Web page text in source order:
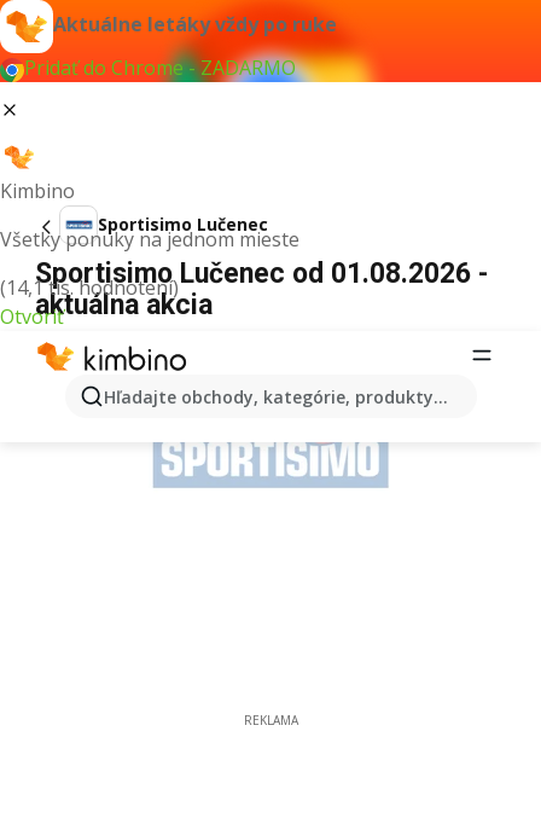
Aktuálne letáky vždy po ruke
Pridať do Chrome - ZADARMO
Kimbino
Všetky ponuky na jednom mieste
(14,1 tis. hodnotení)
Otvoriť
Hľadajte obchody, kategórie, produkty...
Sportisimo Lučenec
Sportisimo Lučenec od 01.08.2026 -
aktuálna akcia
REKLAMA